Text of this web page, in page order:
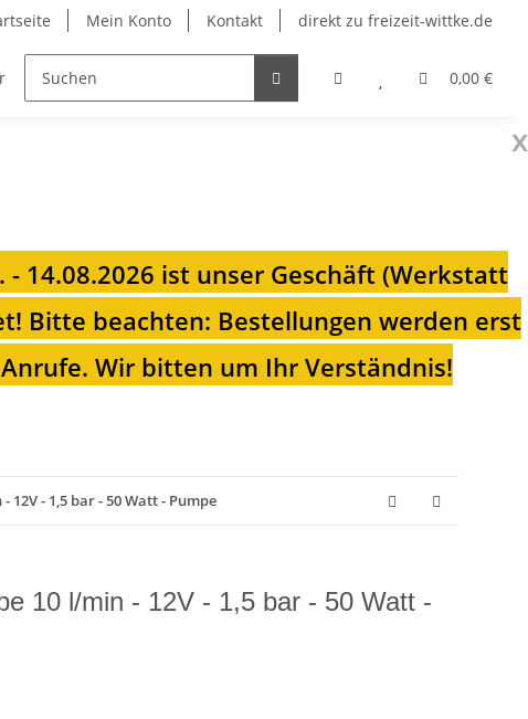
Mein Konto Kontakt direkt zu freizeit-wittke.de
0,00 €
Heizungen für Ihren
x
14.08.2026 ist unser Geschäft (Werkstatt
Bitte beachten: Bestellungen werden erst
Wir bitten um Ihr Verständnis!
12V - 1,5 bar - 50 Watt - Pumpe
10 l/min - 12V - 1,5 bar - 50 Watt -